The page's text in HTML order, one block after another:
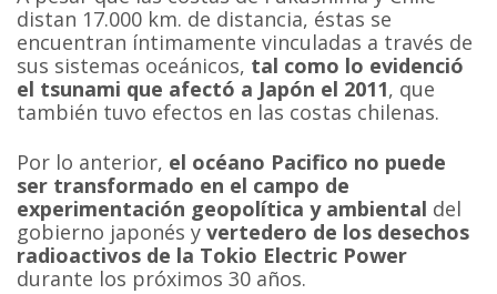
distan 17.000 km. de distancia, éstas se
encuentran íntimamente vinculadas a través de
sus sistemas oceánicos, tal como lo evidenció
el tsunami que afectó a Japón el 2011, que
también tuvo efectos en las costas chilenas.
Por lo anterior, el océano Pacifico no puede
ser transformado en el campo de
experimentación geopolítica y ambiental del
gobierno japonés yvertedero de los desechos
radioactivos de la Tokio Electric Power
durante los próximos 30 años.